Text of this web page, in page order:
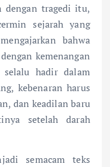
dengan tragedi itu,
sejarah yang
bahwa
kemenangan
hadir dalam
kebenaran harus
dan keadilan baru
setelah darah
semacam teks